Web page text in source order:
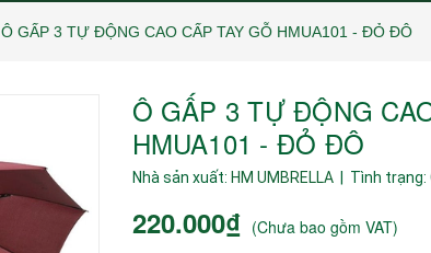
Ô GẤP 3 TỰ ĐỘNG CAO CẤP TAY GỖ HMUA101 - ĐỎ ĐÔ
Ô GẤP 3 TỰ ĐỘNG
HMUA101 - ĐỎ ĐÔ
Nhà sản xuất: HM UMBRELLA | Tình trạng:
220.000₫ (Chưa bao gồm VAT)